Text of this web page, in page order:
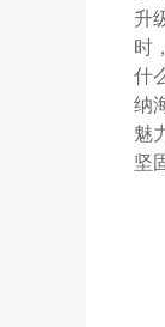
升
时
什
纳
魅
坚